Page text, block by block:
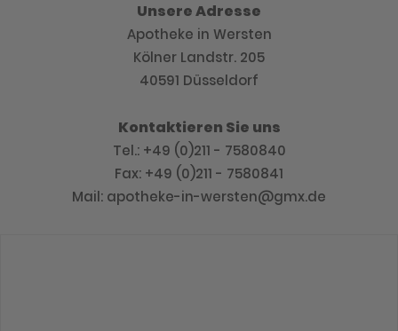
Unsere Adresse
Apotheke in Wersten
Kölner Landstr. 205
40591 Düsseldorf
Kontaktieren Sie uns
Tel.: +49 (0)211 - 7580840
Fax: +49 (0)211 - 7580841
Mail: apotheke-in-wersten@gmx.de